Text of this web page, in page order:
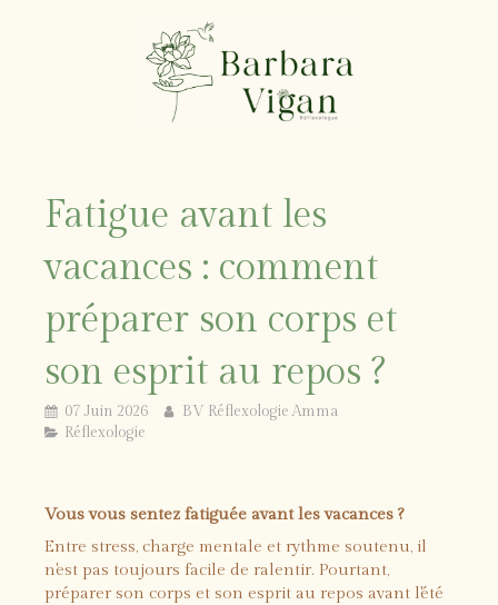
Fatigue avant les
vacances : comment
préparer son corps et
son esprit au repos ?
07 Juin 2026
BV Réflexologie Amma
Réflexologie
Vous vous sentez fatiguée avant les vacances ?
Entre stress, charge mentale et rythme soutenu, il
n'est pas toujours facile de ralentir. Pourtant,
préparer son corps et son esprit au repos avant l'été